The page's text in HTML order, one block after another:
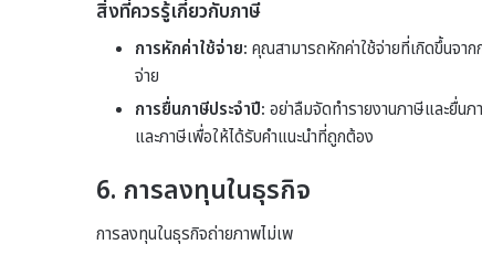
สิ่งที่ควรรู้เกี่ยวกับภาษี
การหักค่าใช้จ่าย: คุณสามารถหักค่าใช้จ่ายที่เกิดขึ้นจา
จ่าย
การยื่นภาษีประจำปี: อย่าลืมจัดทำรายงานภาษีและยื่น
และภาษีเพื่อให้ได้รับคำแนะนำที่ถูกต้อง
6. การลงทุนในธุรกิจ
การลงทุนในธุรกิจถ่ายภาพไม่เพ